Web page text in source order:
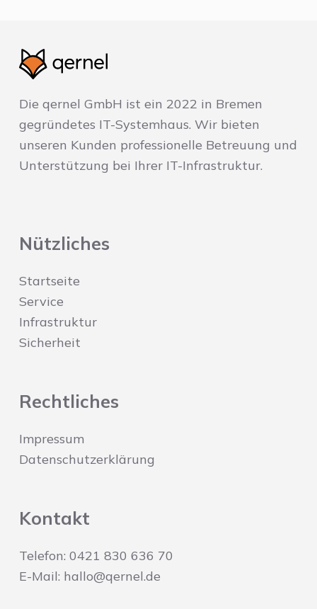
Die qernel GmbH ist ein 2022 in Bremen
gegründetes IT-Systemhaus. Wir bieten
unseren Kunden professionelle Betreuung und
Unterstützung bei Ihrer IT-Infrastruktur.
Nützliches
Startseite
Service
Infrastruktur
Sicherheit
Rechtliches
Impressum
Datenschutzerklärung
Kontakt
Telefon: 0421 830 636 70
E-Mail: hallo@qernel.de